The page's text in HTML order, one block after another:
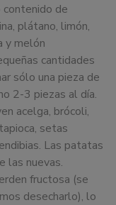
de
plátano, limón,
y melón
cantidades
sólo una pieza de
2-3 piezas al día.
acelga, brócoli,
setas
Las patatas
las nuevas.
fructosa (se
desecharlo), lo